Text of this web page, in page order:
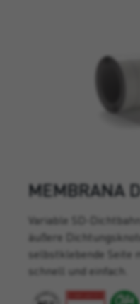
MEMBRANA
Variable SD-
äußere
selbstklebende Seite
schnell und einfach.